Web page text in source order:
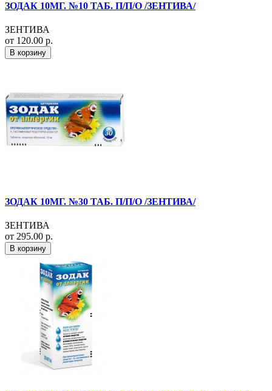
ЗОДАК 10МГ. №10 ТАБ. П/П/О /ЗЕНТИВА/
ЗЕНТИВА
от 120.00 р.
В корзину
ЗОДАК 10МГ. №30 ТАБ. П/П/О /ЗЕНТИВА/
ЗЕНТИВА
от 295.00 р.
В корзину